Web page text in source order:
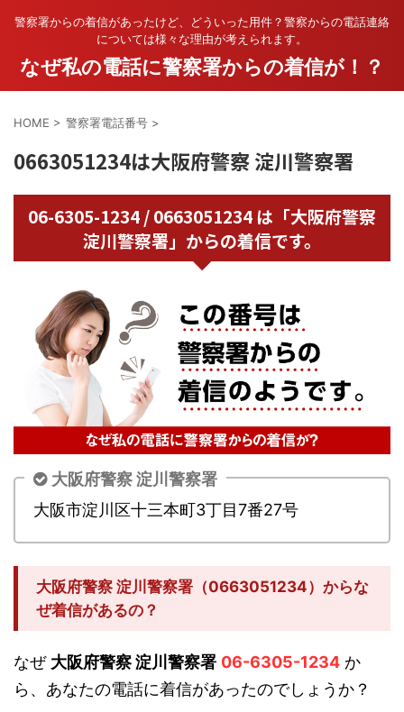
警察署からの着信があったけど、どういった用件？警察からの電話連絡
については様々な理由が考えられます。
なぜ私の電話に警察署からの着信が！？
HOME > 警察署電話番号 >
0663051234は大阪府警察 淀川警察署
06-6305-1234 / 0663051234 は「大阪府警察
淀川警察署」からの着信です。
大阪府警察 淀川警察署
大阪市淀川区十三本町3丁目7番27号
大阪府警察 淀川警察署（0663051234）からな
ぜ着信があるの？
なぜ 大阪府警察 淀川警察署 06-6305-1234 か
ら、あなたの電話に着信があったのでしょうか？